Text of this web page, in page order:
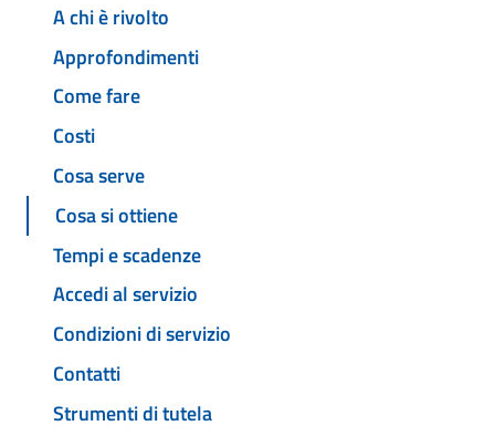
A chi è rivolto
Approfondimenti
Come fare
Costi
Cosa serve
Cosa si ottiene
Tempi e scadenze
Accedi al servizio
Condizioni di servizio
Contatti
Strumenti di tutela